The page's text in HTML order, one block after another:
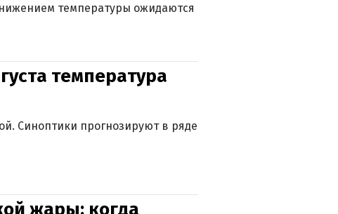
температуры ожидаются
температура
Синоптики прогнозируют в ряде
жары: когда